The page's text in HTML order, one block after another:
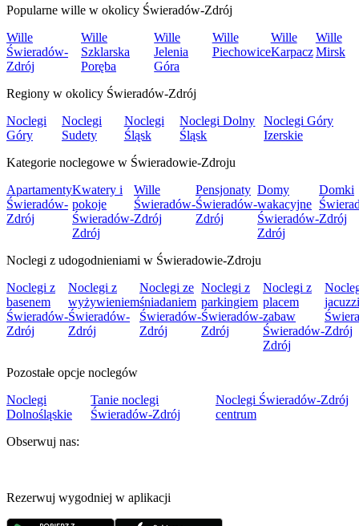
Popularne wille w okolicy Świeradów-Zdrój
Wille
Świeradów-
Zdrój
Wille
Szklarska
Poręba
Wille
Jelenia
Góra
Wille
Piechowice
Wille
Karpacz
Wille
Mirsk
Regiony w okolicy Świeradów-Zdrój
Noclegi
Góry
Noclegi
Sudety
Noclegi
Śląsk
Noclegi Dolny
Śląsk
Noclegi Góry
Izerskie
Kategorie noclegowe w Świeradowie-Zdroju
Apartamenty
Świeradów-
Zdrój
Kwatery i
pokoje
Świeradów-
Zdrój
Wille
Świeradów-
Zdrój
Pensjonaty
Świeradów-
Zdrój
Domy
wakacyjne
Świeradów-
Zdrój
Domki
Zdrój
Noclegi z udogodnieniami w Świeradowie-Zdroju
Noclegi z
basenem
Świeradów-
Zdrój
Noclegi z
wyżywieniem
Świeradów-
Zdrój
Noclegi ze
śniadaniem
Świeradów-
Zdrój
Noclegi z
parkingiem
Świeradów-
Zdrój
Noclegi z
placem
zabaw
Świeradów-
Zdrój
jacuzzi
Zdrój
Pozostałe opcje noclegów
Noclegi
Dolnośląskie
Tanie noclegi
Świeradów-Zdrój
Noclegi Świeradów-Zdrój
centrum
Obserwuj nas:
Rezerwuj wygodniej w aplikacji